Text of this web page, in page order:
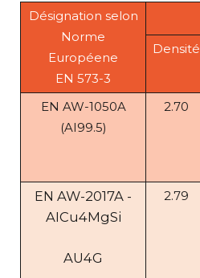
Désignation selon
Norme
Européene
EN 573-3
Densité
EN AW-1050A
(AI99.5)
2.70
EN AW-2017A -
AICu4MgSi
AU4G
2.79